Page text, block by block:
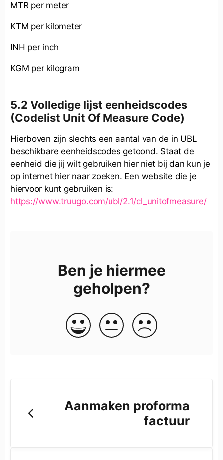
MTR per meter
KTM per kilometer
INH per inch
KGM per kilogram
5.2 Volledige lijst eenheidscodes
(Codelist Unit Of Measure Code)
Hierboven zijn slechts een aantal van de in UBL
beschikbare eenheidscodes getoond. Staat de
eenheid die jij wilt gebruiken hier niet bij dan kun je
op internet hier naar zoeken. Een website die je
hiervoor kunt gebruiken is:
https://www.truugo.com/ubl/2.1/cl_unitofmeasure/
Ben je hiermee
geholpen?
Aanmaken proforma
factuur